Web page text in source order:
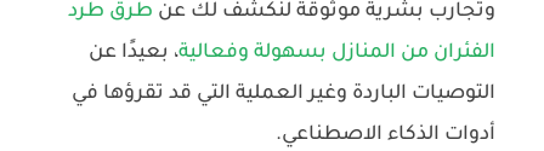
وتجارب بشرية موثوقة لنكشف لك عن طرق طرد
الفئران من المنازل بسهولة وفعالية، بعيدًا عن
التوصيات الباردة وغير العملية التي قد تقرؤها في
أدوات الذكاء الاصطناعي.